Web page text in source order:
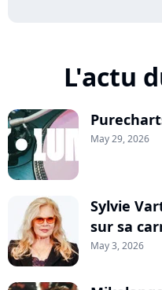
L'actu
May 29, 2026
Sylvie
sur sa
May 3, 2026